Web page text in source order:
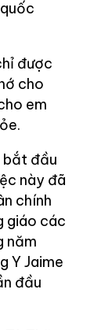
được
cho
em
bắt đầu
này đã
chính
giáo các
năm
Y Jaime
đầu